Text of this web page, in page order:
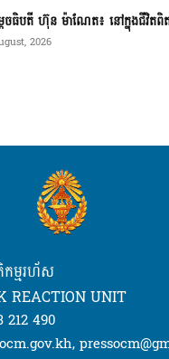
ចធិបតី ហ៊ុន ម៉ាណែត៖ នៅក្នុងជីវិត
2026
កម្មរហ័ស
REACTION UNIT
212 490